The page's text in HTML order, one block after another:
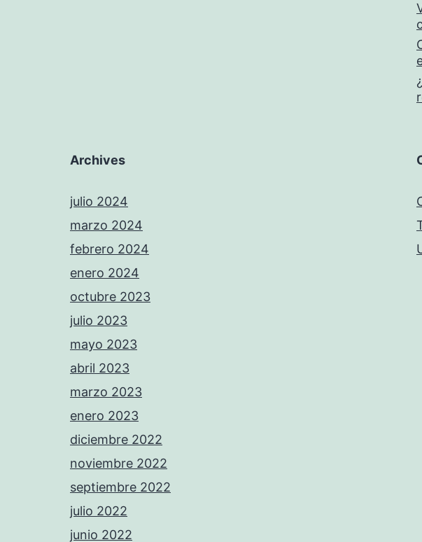
Archives
julio 2024
marzo 2024
febrero 2024
enero 2024
octubre 2023
julio 2023
mayo 2023
abril 2023
marzo 2023
enero 2023
diciembre 2022
noviembre 2022
septiembre 2022
julio 2022
junio 2022